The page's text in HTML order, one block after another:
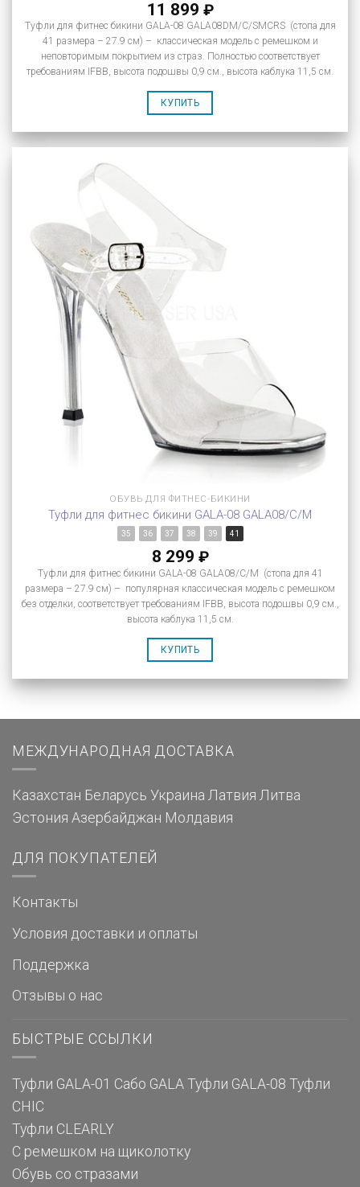
11 899 ₽
Туфли для фитнес бикини GALA-08 GALA08DM/C/SMCRS (стопа для
41 размера – 27.9 см) – классическая модель с ремешком и
неповторимым покрытием из страз. Полностью соответствует
требованиям IFBB, высота подошвы 0,9 см., высота каблука 11,5 см.
КУПИТЬ
ОБУВЬ ДЛЯ ФИТНЕС-БИКИНИ
Туфли для фитнес бикини GALA-08 GALA08/C/M
35 36 37 38 39 41
8 299 ₽
Туфли для фитнес бикини GALA-08 GALA08/C/M (стопа для 41
размера – 27.9 см) – популярная классическая модель с ремешком
без отделки, соответствует требованиям IFBB, высота подошвы 0,9 см.,
высота каблука 11,5 см.
КУПИТЬ
МЕЖДУНАРОДНАЯ ДОСТАВКА
Казахстан Беларусь Украина Латвия Литва
Эстония Азербайджан Молдавия
ДЛЯ ПОКУПАТЕЛЕЙ
Контакты
Условия доставки и оплаты
Поддержка
Отзывы о нас
БЫСТРЫЕ ССЫЛКИ
Туфли GALA-01 Сабо GALA Туфли GALA-08 Туфли
CHIC
Туфли CLEARLY
С ремешком на щиколотку
Обувь со стразами